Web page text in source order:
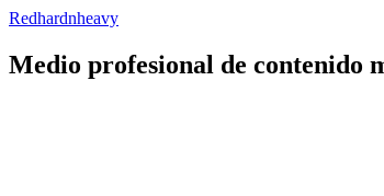
Redhardnheavy
Medio profesional de contenido